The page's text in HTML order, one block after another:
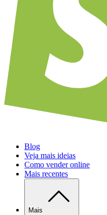
Blog
Veja mais ideias
Como vender online
Mais recentes
Mais